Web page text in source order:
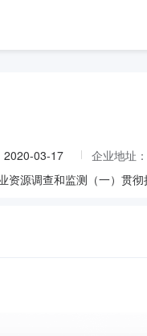
2020-03-17 企业地址：